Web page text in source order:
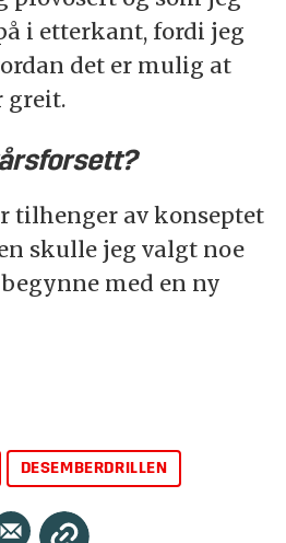
i etterkant, fordi jeg
det er mulig at
greit.
tilhenger av konseptet
skulle jeg valgt noe
med en ny
DESEMBERDRILLEN